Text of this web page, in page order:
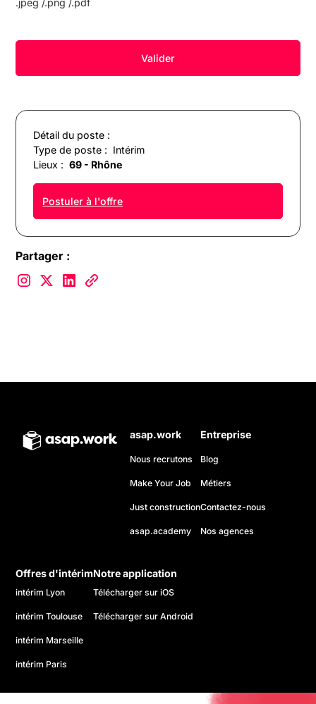
Détail du poste :
Type de poste : Intérim
Lieux : 69 - Rhône
Postuler à l'offre
Partager :
.jpeg /.png /.pdf
asap.work
Nous recrutons
Make Your Job
Just construction
asap.academy
Entreprise
Blog
Métiers
Contactez-nous
Nos agences
Offres d'intérim
intérim Lyon
intérim Toulouse
intérim Marseille
intérim Paris
Notre application
Télécharger sur iOS
Télécharger sur Android